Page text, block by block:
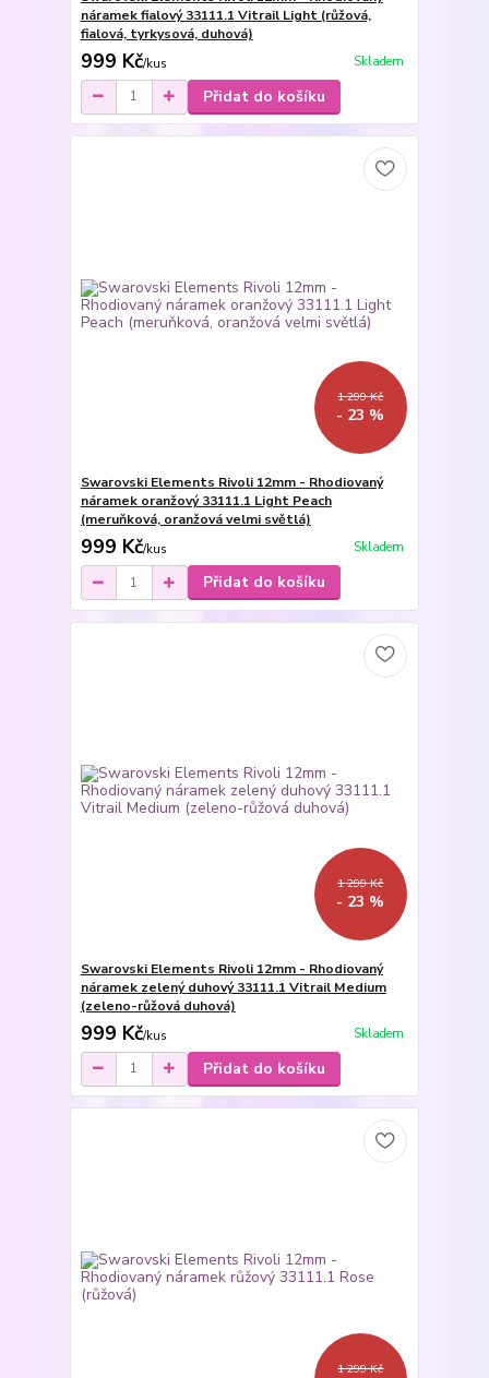
náramek fialový 33111.1 Vitrail Light (růžová,
fialová, tyrkysová, duhová)
999 Kč/kus Skladem
Přidat do košíku
1 299 Kč
- 23 %
Swarovski Elements Rivoli 12mm - Rhodiovaný
náramek oranžový 33111.1 Light Peach
(meruňková, oranžová velmi světlá)
999 Kč/kus Skladem
Přidat do košíku
1 299 Kč
- 23 %
Swarovski Elements Rivoli 12mm - Rhodiovaný
náramek zelený duhový 33111.1 Vitrail Medium
(zeleno-růžová duhová)
999 Kč/kus Skladem
Přidat do košíku
1 299 Kč